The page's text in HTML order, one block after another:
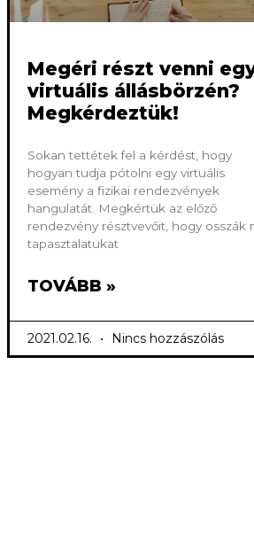
Megéri részt venni
virtuális állásbörzén?
Megkérdeztük!
Sokan tettétek fel a kérdést, hogy
hogyan tudja pótolni egy virtuális
esemény a fizikai rendezvények
hangulatát. Megkértük az előző
rendezvény résztvevőit, hogy osszák
tapasztalatukat
TOVÁBB »
2021.02.16. Nincs hozzászólás